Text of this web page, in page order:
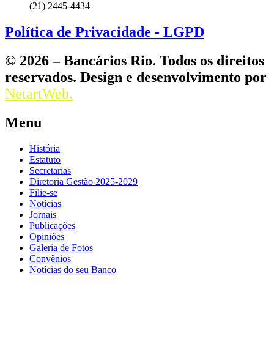
(21) 2445-4434
Política de Privacidade - LGPD
© 2026 – Bancários Rio. Todos os direitos
reservados. Design e desenvolvimento por
NetartWeb.
Menu
História
Estatuto
Secretarias
Diretoria Gestão 2025-2029
Filie-se
Notícias
Jornais
Publicações
Opiniões
Galeria de Fotos
Convênios
Notícias do seu Banco